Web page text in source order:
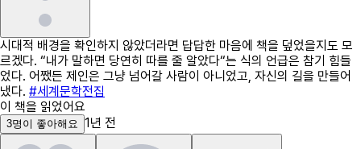
시대적 배경을 확인하지 않았더라면 답답한 마음에 책을 덮었을지도 모
르겠다. “내가 말하면 당연히 따를 줄 알았다“는 식의 언급은 참기 힘들
었다. 어쨌든 제인은 그냥 넘어갈 사람이 아니었고, 자신의 길을 만들어
냈다. #세계문학전집
이 책을 읽었어요
3명 이 좋아해요 1년 전